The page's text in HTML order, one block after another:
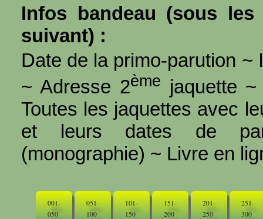
Infos bandeau (sous
suivant) :
Date de la primo-parution ~
~ Adresse 2ème jaquette
Toutes les jaquettes avec
et leurs dates de
(monographie) ~ Livre en
001-
050
051-
100
101-
150
151-
200
201-
250
251-
300